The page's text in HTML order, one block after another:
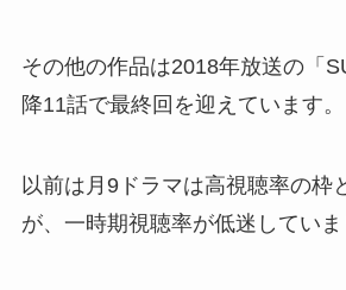
その他の作品は2018年放送の「
降11話で最終回を迎えています。
以前は月9ドラマは高視聴率の枠
が、一時期視聴率が低迷していま